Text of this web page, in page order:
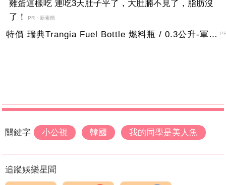
雞蛋這樣吃 連吃3天肚子平了，大肚腩不見了，脂肪沒
了！
PR・新素簡
特價 瑞典Trangia Fuel Bottle 燃料瓶 / 0.3公升-軍綠色
關鍵字 小公視 韓國 我的同學是美人魚
追蹤娛樂星聞